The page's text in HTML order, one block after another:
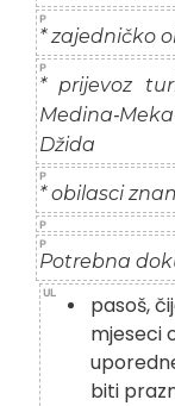
* zajedničko
* prijevoz
* obilasci
Potrebna
pasoš,
mjeseci
biti